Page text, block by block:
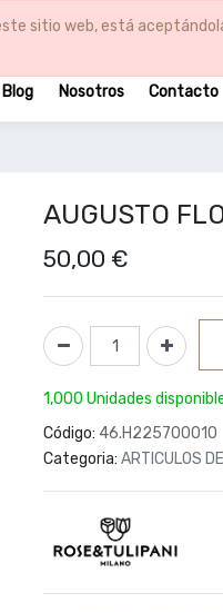
sitio web, está
Blog Nosotros Contacto
AUGUSTO
50,00 €
1,000 Unidades
Código: 46.H225700010
Categoria: ARTICULOS